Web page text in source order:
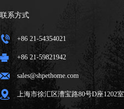
联系方式
+86 21-54354021
+86 21-59821942
sales@shpethome.com
上海市徐汇区漕宝路80号D座1202室